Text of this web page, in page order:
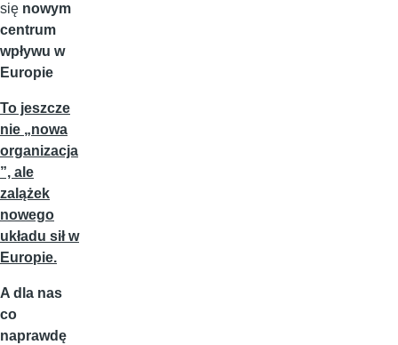
się nowym
centrum
wpływu w
Europie
To jeszcze
nie „nowa
organizacja
”, ale
zalążek
nowego
układu sił w
Europie.
A dla nas
co
naprawdę